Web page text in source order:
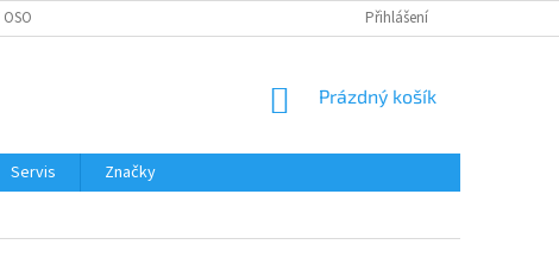
ÚDAJŮ Přihlášení
NÁKUPNÍ
Prázdný košík
Servis
Značky